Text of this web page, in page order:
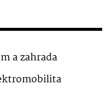
a zahrada